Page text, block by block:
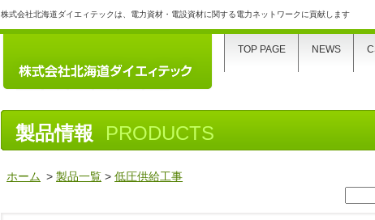
株式会社北海道ダイエィテックは、電力資材・電設資材に関する電力ネットワークに貢献します
製品情報 PRODUCTS
ホーム >製品一覧 >低圧供給工事
検
索:
TOP PAGE NEWS